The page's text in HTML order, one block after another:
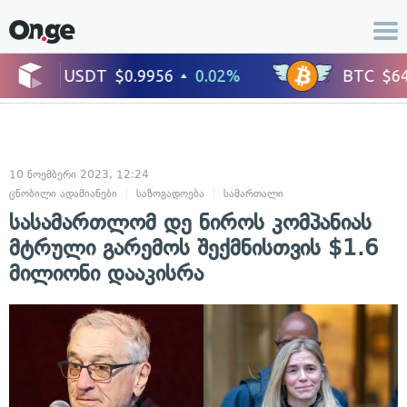
10 ნოემბერი 2023, 12:24
ცნობილი ადამიანები
საზოგადოება სამართალი
სასამართლომ დე ნიროს კომპანიას
მტრული გარემოს შექმნისთვის $1.6
მილიონი დააკისრა